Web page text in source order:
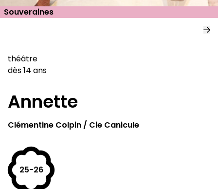
Souveraines
théâtre
dès 14 ans
Annette
Clémentine Colpin / Cie Canicule
25-26